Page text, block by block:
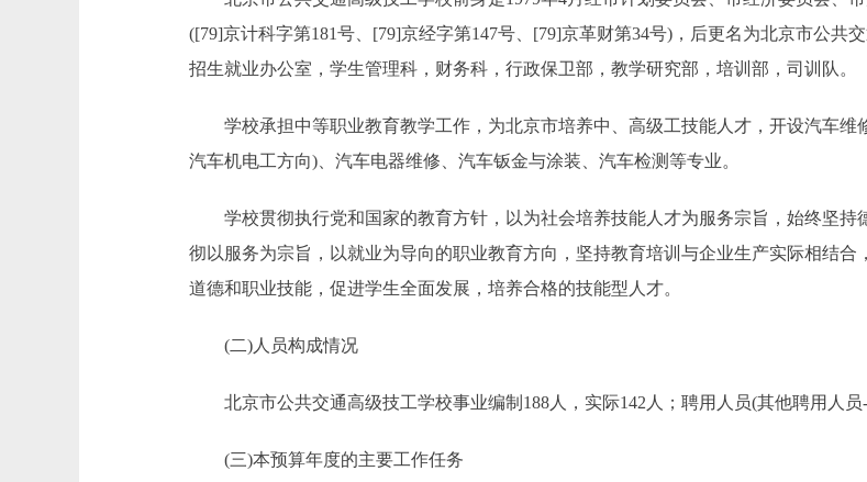
([79]京计科字第181号、[79]京经字第147号、[79]京革财第34号)，后更名为北京市公共
招生就业办公室，学生管理科，财务科，行政保卫部，教学研究部，培训部，司训队。
学校承担中等职业教育教学工作，为北京市培养中、高级工技能人才，开设汽车维
汽车机电工方向)、汽车电器维修、汽车钣金与涂装、汽车检测等专业。
学校贯彻执行党和国家的教育方针，以为社会培养技能人才为服务宗旨，始终坚持
彻以服务为宗旨，以就业为导向的职业教育方向，坚持教育培训与企业生产实际相结
道德和职业技能，促进学生全面发展，培养合格的技能型人才。
(二)人员构成情况
北京市公共交通高级技工学校事业编制188人，实际142人；聘用人员(其他聘用人员
(三)本预算年度的主要工作任务